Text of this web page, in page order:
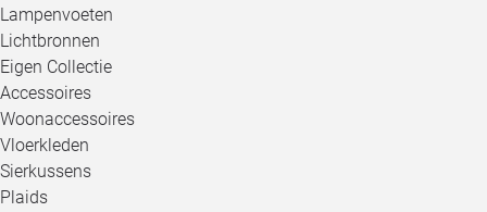
Lampenvoeten
Lichtbronnen
Eigen Collectie
Accessoires
Woonaccessoires
Vloerkleden
Sierkussens
Plaids